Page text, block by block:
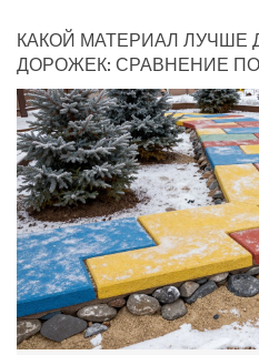
КАКОЙ МАТЕРИАЛ ЛУЧШЕ
ДОРОЖЕК: СРАВНЕНИЕ